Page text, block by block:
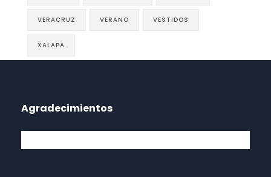
VERACRUZ VERANO VESTIDOS
XALAPA
Agradecimientos